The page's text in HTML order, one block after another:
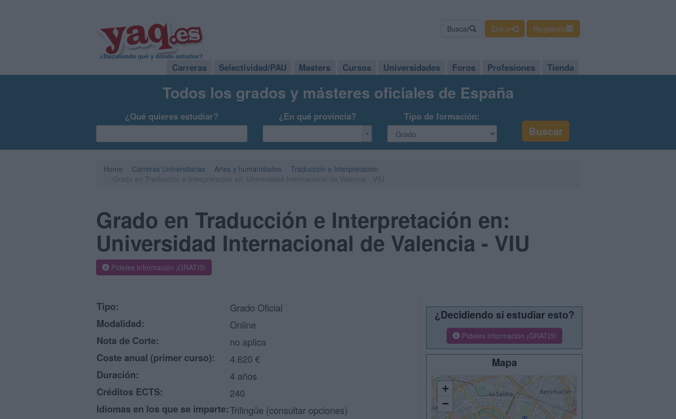
Buscar Entrar Regístrate
Carreras Selectividad/PAU Masters Cursos Universidades Foros Profesiones Tienda
Todos los grados y másteres oficiales de España
¿Qué quieres estudiar? ¿En qué provincia? Tipo de formación:
Home Carreras Universitarias Artes y humanidades
Traducción e Interpretación
Grado en Traducción e Interpretación en:
Universidad Internacional de Valencia - VIU
Pídeles información ¡GRATIS!
Tipo:
Grado Oficial
Modalidad:
Online
Nota de Corte:
no aplica
Coste anual (primer curso):
4.620 €
Duración:
4 años
Créditos ECTS:
240
Idiomas en los que se imparte:Trilingüe (consultar opciones)
¿Decidiendo si estudiar esto?
Pídeles información ¡GRATIS!
Mapa
+
−